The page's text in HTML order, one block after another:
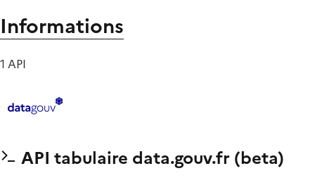
Informations
1 API
API tabulaire data.gouv.fr (beta)